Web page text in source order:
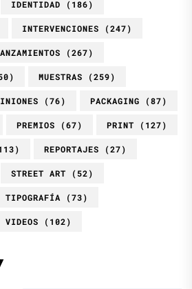
IDENTIDAD (186)
INTERVENCIONES (247)
LANZAMIENTOS (267)
MUESTRAS (259)
(76) PACKAGING (87)
PREMIOS (67) PRINT (127)
REPORTAJES (27)
STREET ART (52)
TIPOGRAFÍA (73)
VIDEOS (102)